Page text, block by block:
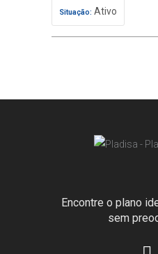
Situação: Ativo
Encontre o plano
sem